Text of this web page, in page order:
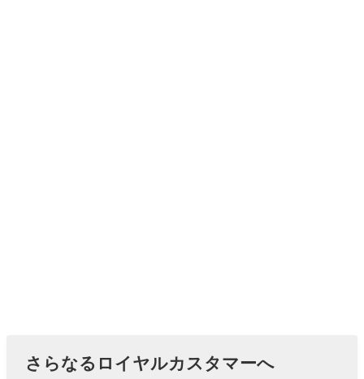
さらなるロイヤルカスタマーへ